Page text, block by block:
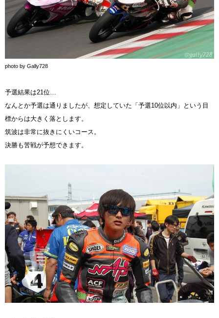
photo by Gally728
予選結果は21位…
なんとか予選は通りましたが、想定していた「予選10位以内」という目
標からは大きく落とします。
筑波は非常に抜きにくいコース。
決勝も苦戦が予想できます。